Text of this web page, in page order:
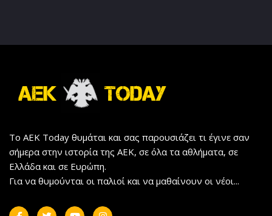
Το AEK Today θυμάται και σας παρουσιάζει τι έγινε σαν
σήμερα στην ιστορία της ΑΕΚ, σε όλα τα αθλήματα, σε
Ελλάδα και σε Ευρώπη.
Για να θυμούνται οι παλιοί και να μαθαίνουν οι νέοι...